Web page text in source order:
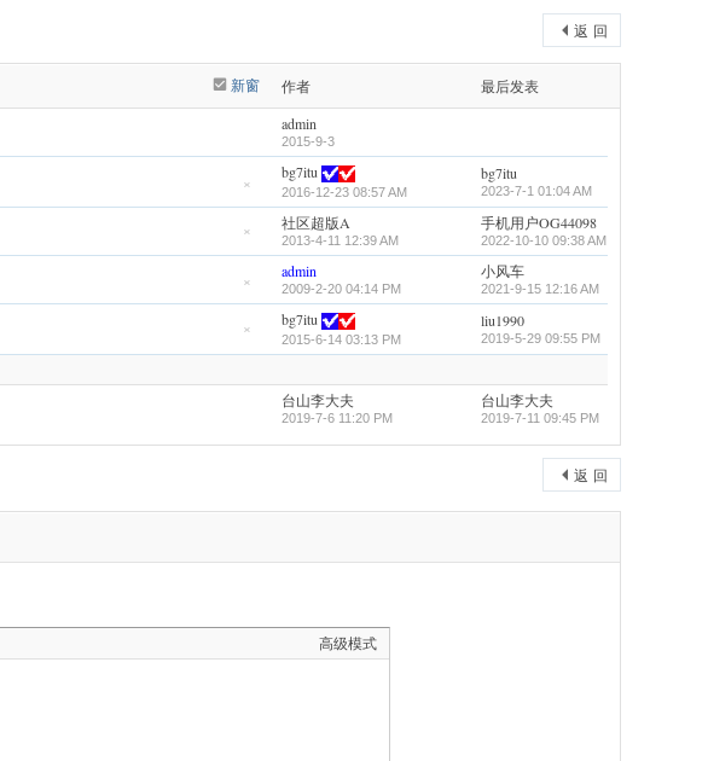
返 回
新窗 作者 最后发表
admin
2015-9-3
藏
置
帖
bg7itu
2016-12-23 08:57 AM
bg7itu
2023-7-1 01:04 AM
藏
顶
帖
社区超版A
2013-4-11 12:39 AM
手机用户OG44098
2022-10-10 09:38 AM
藏
置
帖
admin
2009-2-20 04:14 PM
小风车
2021-9-15 12:16 AM
藏
顶
bg7itu
2015-6-14 03:13 PM
liu1990
2019-5-29 09:55 PM
台山李大夫
2019-7-6 11:20 PM
台山李大夫
2019-7-11 09:45 PM
返 回
高级模式